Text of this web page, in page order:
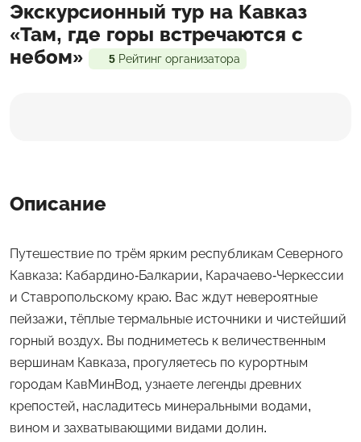
Программа Проживание Входит в стоимость
Экскурсионный тур на Кавказ
«Там, где горы встречаются с
небом»
5 Рейтинг организатора
Описание
Путешествие по трём ярким республикам Северного
Кавказа: Кабардино-Балкарии, Карачаево-Черкессии
и Ставропольскому краю. Вас ждут невероятные
пейзажи, тёплые термальные источники и чистейший
горный воздух. Вы подниметесь к величественным
вершинам Кавказа, прогуляетесь по курортным
городам КавМинВод, узнаете легенды древних
крепостей, насладитесь минеральными водами,
вином и захватывающими видами долин.